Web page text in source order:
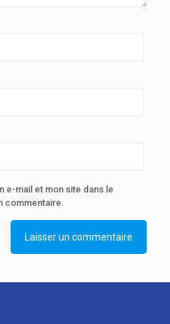
e-mail et mon site dans le
commentaire.